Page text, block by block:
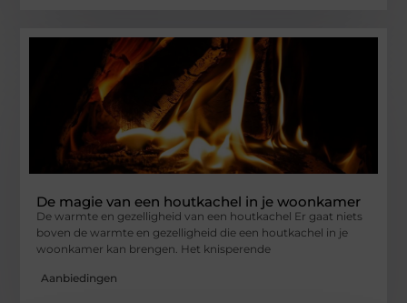
De magie van een houtkachel in je woonkamer
De warmte en gezelligheid van een houtkachel Er gaat niets
boven de warmte en gezelligheid die een houtkachel in je
woonkamer kan brengen. Het knisperende
Aanbiedingen